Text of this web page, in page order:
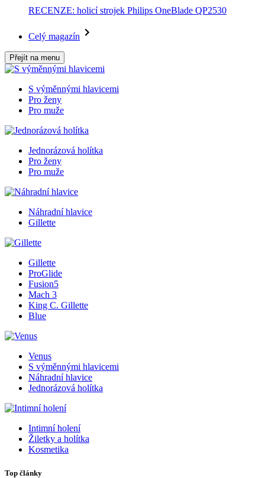
RECENZE: holicí strojek Philips OneBlade QP2530
Celý magazín
Přejít na menu
S výměnnými hlavicemi
Pro ženy
Pro muže
Jednorázová holítka
Pro ženy
Pro muže
Náhradní hlavice
Gillette
Gillette
ProGlide
Fusion5
Mach 3
King C. Gillette
Blue
Venus
S výměnnými hlavicemi
Náhradní hlavice
Jednorázová holítka
Intimní holení
Žiletky a holítka
Kosmetika
Top články